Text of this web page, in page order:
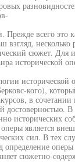
всего это
взгляд,
сюжет. Для
исторической
исторической
кого),
в
достоверностью.
исторических
является
сил. В тех
определение
сюжетно-